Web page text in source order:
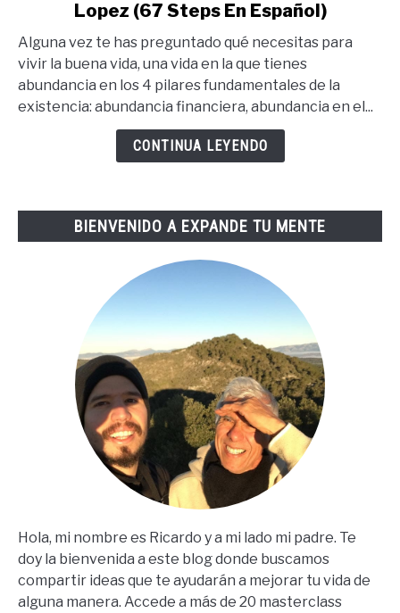
67
Pasos
Para
Steps
Lopez (67 Steps En Español)
Alguna vez te has preguntado qué necesitas para
vivir la buena vida, una vida en la que tienes
abundancia en los 4 pilares fundamentales de la
existencia: abundancia financiera, abundancia en el...
CONTINUA LEYENDO
BIENVENIDO A EXPANDE TU MENTE
Hola, mi nombre es Ricardo y a mi lado mi padre. Te
doy la bienvenida a este blog donde buscamos
compartir ideas que te ayudarán a mejorar tu vida de
alguna manera. Accede a más de 20 masterclass